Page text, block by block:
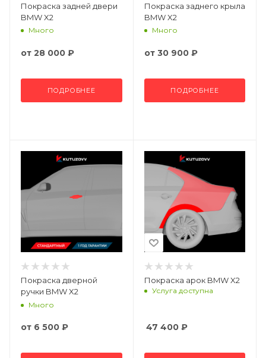
Покраска задней двери
BMW X2
Много
от 28 000 ₽
ПОДРОБНЕЕ
Покраска заднего крыла
BMW X2
Много
от 30 900 ₽
ПОДРОБНЕЕ
Покраска дверной
ручки BMW X2
Много
от 6 500 ₽
Покраска арок BMW X2
Услуга доступна
47 400₽